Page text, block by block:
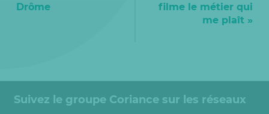
Drôme
filme le métier qui
me plaît »
Suivez le groupe Coriance sur les réseaux